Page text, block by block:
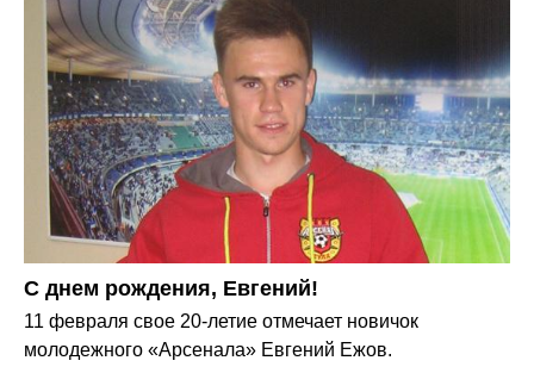
С днем рождения, Евгений!
11 февраля свое 20-летие отмечает новичок
молодежного «Арсенала» Евгений Ежов.